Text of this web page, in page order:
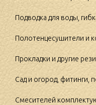
Подводка для воды,
Полотенцесушители и
Прокладки и другие
Сад и огород, фитинги,
Смесителей